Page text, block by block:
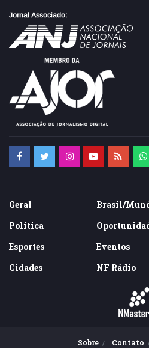
Geral
Política
Esportes
Cidades
Brasil/
Eventos
NF Rádio
Sobre Contato